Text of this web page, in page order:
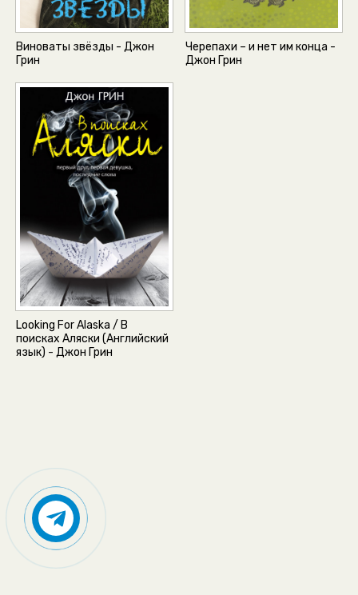
Виноваты звёзды - Джон
Грин
Черепахи – и нет им конца -
Джон Грин
Looking For Alaska / В
поисках Аляски (Английский
язык) - Джон Грин